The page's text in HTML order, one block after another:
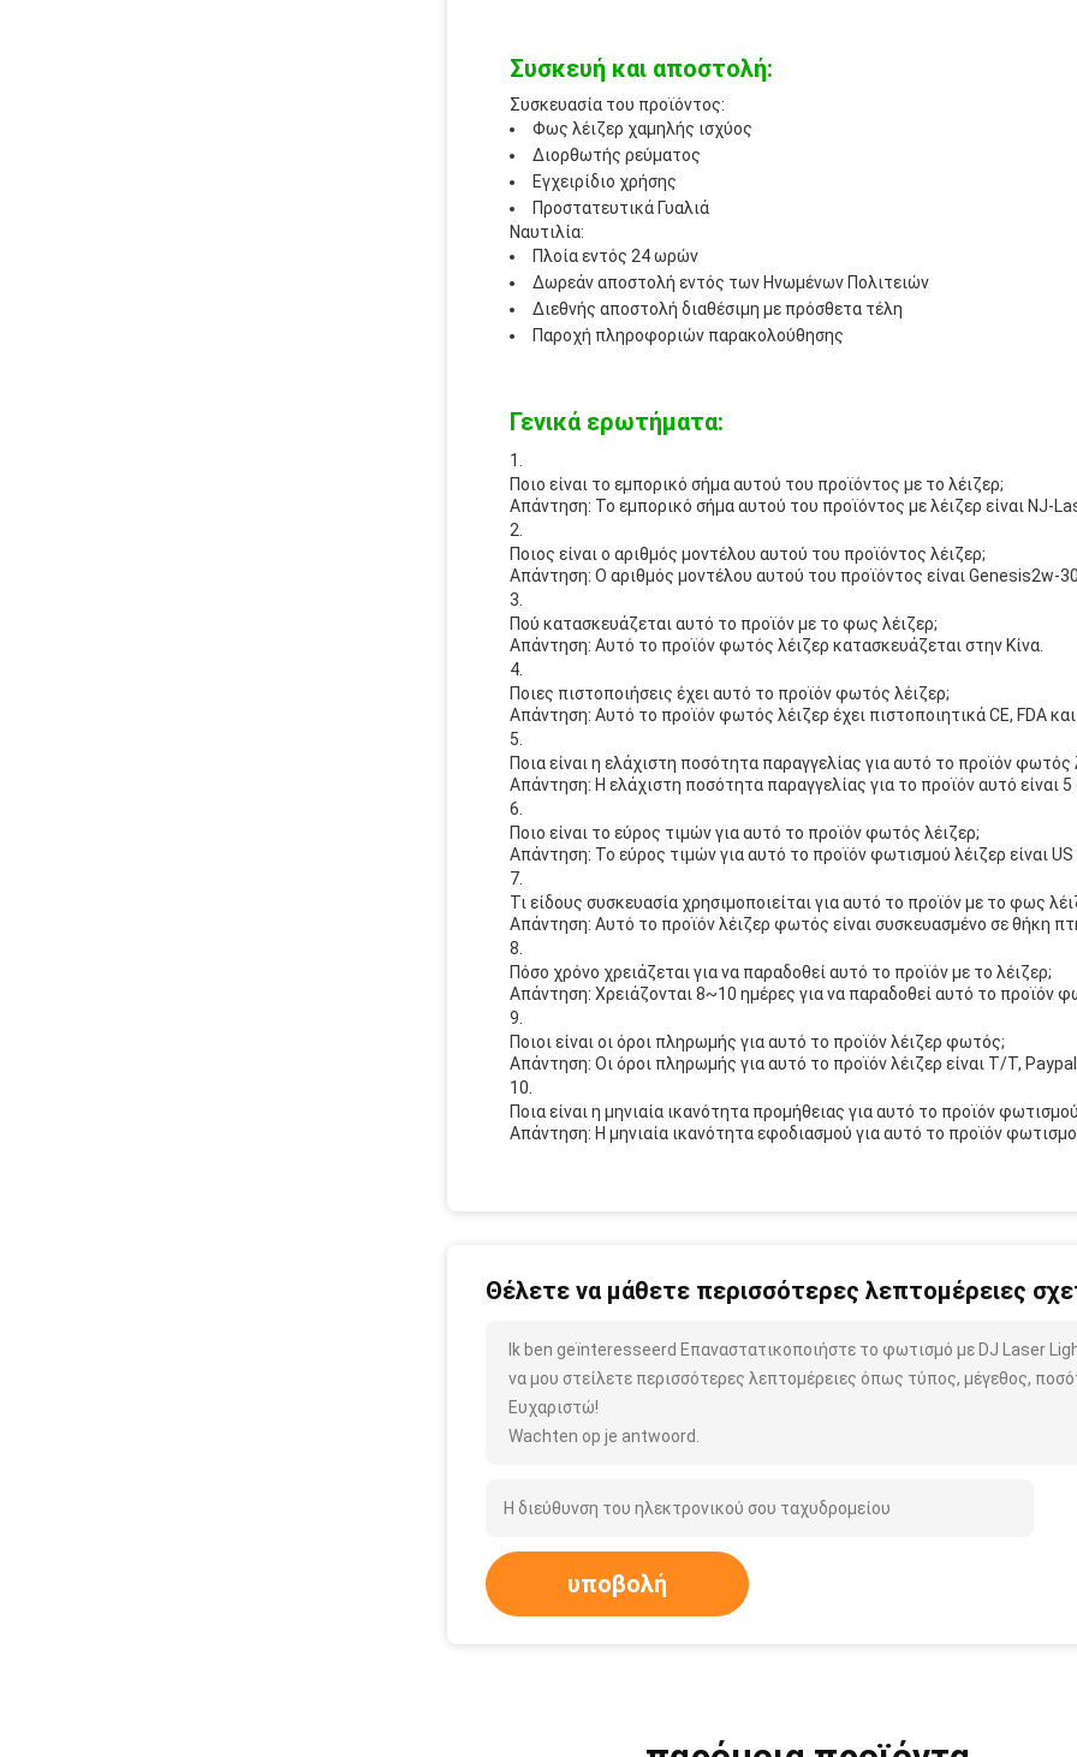
Συσκευή και αποστολή:
Συσκευασία του προϊόντος:
Φως λέιζερ χαμηλής ισχύος
Διορθωτής ρεύματος
Εγχειρίδιο χρήσης
Προστατευτικά Γυαλιά
Ναυτιλία:
Πλοία εντός 24 ωρών
Δωρεάν αποστολή εντός των Ηνωμένων Πολιτειών
Διεθνής αποστολή διαθέσιμη με πρόσθετα τέλη
Παροχή πληροφοριών παρακολούθησης
Γενικά ερωτήματα:
Ποιο είναι το εμπορικό σήμα αυτού του προϊόντος με το λέιζερ;
Απάντηση: Το εμπορικό σήμα αυτού του προϊόντος με λέιζερ είναι NJ-
Ποιος είναι ο αριθμός μοντέλου αυτού του προϊόντος λέιζερ;
Απάντηση: Ο αριθμός μοντέλου αυτού του προϊόντος είναι Genesis2w-
Πού κατασκευάζεται αυτό το προϊόν με το φως λέιζερ;
Απάντηση: Αυτό το προϊόν φωτός λέιζερ κατασκευάζεται στην Κίνα.
Ποιες πιστοποιήσεις έχει αυτό το προϊόν φωτός λέιζερ;
Απάντηση: Αυτό το προϊόν φωτός λέιζερ έχει πιστοποιητικά CE, FDA και
Ποια είναι η ελάχιστη ποσότητα παραγγελίας για αυτό το προϊόν φωτός
Απάντηση: Η ελάχιστη ποσότητα παραγγελίας για το προϊόν αυτό είναι 5
Ποιο είναι το εύρος τιμών για αυτό το προϊόν φωτός λέιζερ;
Απάντηση: Το εύρος τιμών για αυτό το προϊόν φωτισμού λέιζερ είναι US
Τι είδους συσκευασία χρησιμοποιείται για αυτό το προϊόν με το φως
Απάντηση: Αυτό το προϊόν λέιζερ φωτός είναι συσκευασμένο σε θήκη
Πόσο χρόνο χρειάζεται για να παραδοθεί αυτό το προϊόν με το λέιζερ;
Απάντηση: Χρειάζονται 8~10 ημέρες για να παραδοθεί αυτό το προϊόν
Ποιοι είναι οι όροι πληρωμής για αυτό το προϊόν λέιζερ φωτός;
Απάντηση: Οι όροι πληρωμής για αυτό το προϊόν λέιζερ είναι T/T,
Ποια είναι η μηνιαία ικανότητα προμήθειας για αυτό το προϊόν
Απάντηση: Η μηνιαία ικανότητα εφοδιασμού για αυτό το προϊόν
Θέλετε να μάθετε περισσότερες λεπτομέρειες
Ik ben geïnteresseerd Επαναστατικοποιήστε το φωτισμό με DJ Laser
να μου στείλετε περισσότερες λεπτομέρειες όπως τύπος, μέγεθος,
Ευχαριστώ!
Wachten op je antwoord.
υποβολή